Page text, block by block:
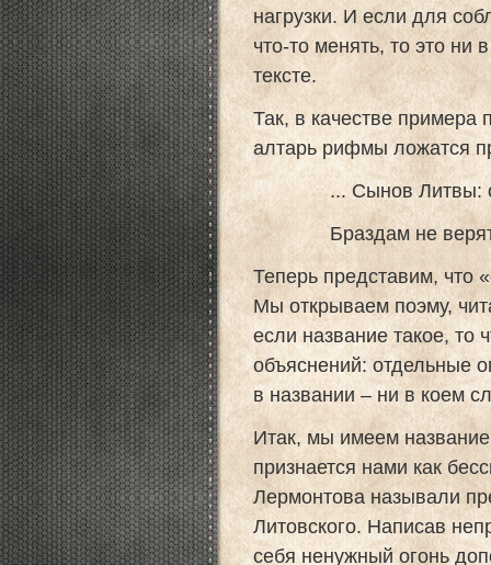
нагрузки. И если для
что-то менять, то это ни
тексте.
Так, в качестве
алтарь рифмы ложатся
... Сынов Литвы:
Браздам не верят!
Теперь представим, что
Мы открываем поэму,
если название такое, то
объяснений: отдельные
в названии – ни в коем
Итак, мы имеем
признается нами как
Лермонтова называли
Литовского. Написав
себя ненужный огонь